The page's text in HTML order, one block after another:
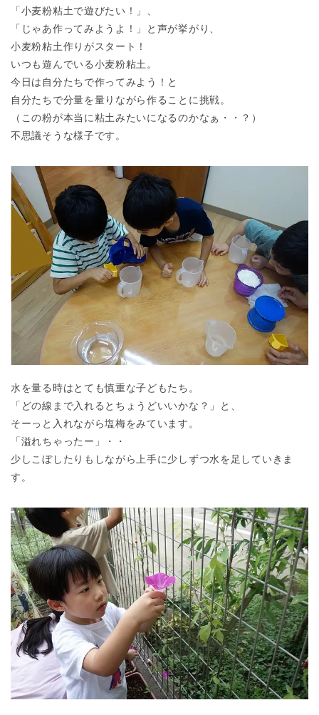
神奈川県 神奈川県 全域
千葉県
埼玉県 埼玉県 全域
兵庫県 兵庫県 全域
「小麦粉粘土で遊びたい！」、
「じゃあ作ってみようよ！」と声が挙がり、
小麦粉粘土作りがスタート！
いつも遊んでいる小麦粉粘土。
今日は自分たちで作ってみよう！と
自分たちで分量を量りながら作ることに挑戦。
（この粉が本当に粘土みたいになるのかなぁ・・？）
不思議そうな様子です。
水を量る時はとても慎重な子どもたち。
「どの線まで入れるとちょうどいいかな？」と、
そーっと入れながら塩梅をみています。
「溢れちゃったー」・・
少しこぼしたりもしながら上手に少しずつ水を足していきま
す。